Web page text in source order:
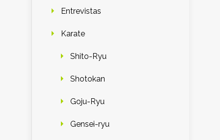
Entrevistas
Karate
Shito-Ryu
Shotokan
Goju-Ryu
Gensei-ryu